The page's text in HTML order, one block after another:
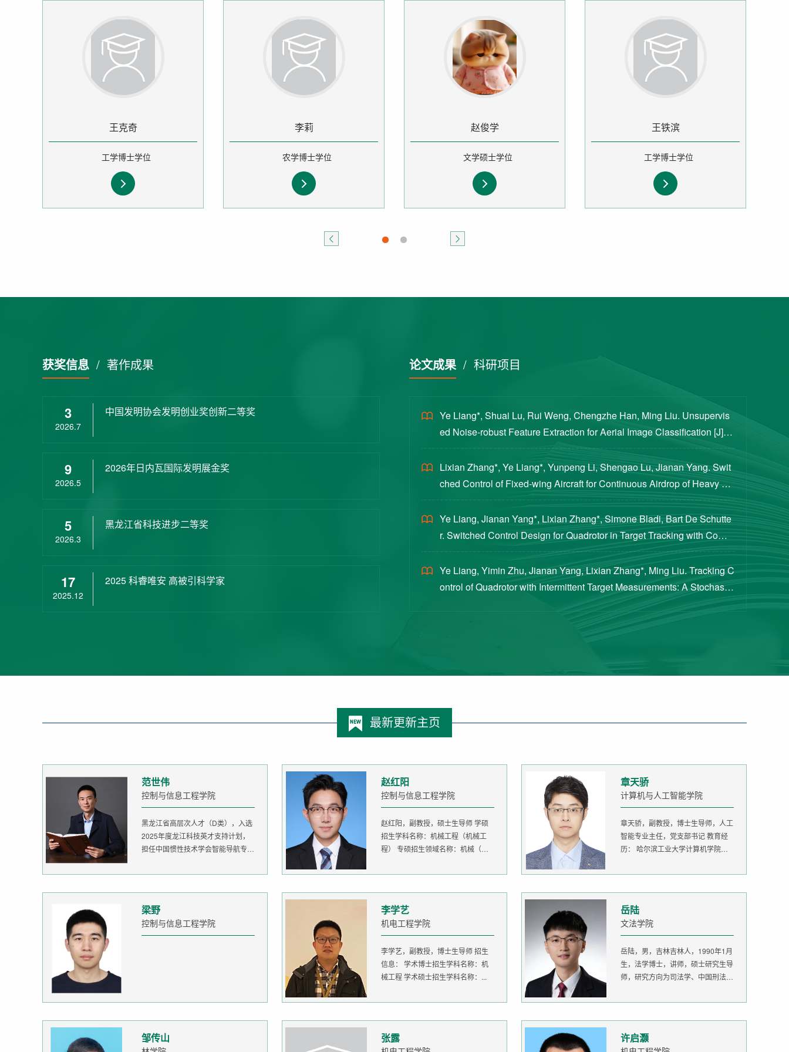
王克奇
工学博士学位
李莉
农学博士学位
赵俊学
文学硕士学位
王铁滨
工学博士学位
获奖信息 / 著作成果
3
2026.7
中国发明协会发明创业奖创新二等奖
9
2026.5
2026年日内瓦国际发明展金奖
5
2026.3
黑龙江省科技进步二等奖
17
2025.12
2025 科睿唯安 高被引科学家
论文成果/ 科研项目
Ye Liang*, Shuai Lu, Rui Weng, Chengzhe Han, Ming Liu. Unsupervis
ed Noise-robust Feature Extraction for Aerial Image Classification [J]. S
cience China Technological Sciences, 2020, 63(8): 1406-1415...
Lixian Zhang*, Ye Liang*, Yunpeng Li, Shengao Lu, Jianan Yang. Swit
ched Control of Fixed-wing Aircraft for Continuous Airdrop of Heavy Pa
yloads [J]. Journal of Guidance, Control, and Dynamics, 2023...
Ye Liang, Jianan Yang*, Lixian Zhang*, Simone Bladi, Bart De Schutte
r. Switched Control Design for Quadrotor in Target Tracking with Compl
ex Intermittent Measurements [J]. Journal of Guidance, Cont...
Ye Liang, Yimin Zhu, Jianan Yang, Lixian Zhang*, Ming Liu. Tracking C
ontrol of Quadrotor with Intermittent Target Measurements: A Stochastic
最新更新主页
范世伟
控制与信息工程学院
黑龙江省高层次人才（D类），入选
2025年度龙江科技英才支持计划，
担任中国惯性技术学会智能导航专委
赵红阳
控制与信息工程学院
赵红阳，副教授，硕士生导师 学硕
招生学科名称：机械工程（机械工
程） 专硕招生领域名称：机械（机
章天骄
计算机与人工智能学院
章天骄，副教授，博士生导师，人工
智能专业主任，党支部书记 教育经
历： 哈尔滨工业大学计算机学院
梁野
控制与信息工程学院
李学艺
机电工程学院
李学艺，副教授，博士生导师 招生
信息： 学术博士招生学科名称：机
械工程 学术硕士招生学科名称：...
岳陆
文法学院
岳陆，男，吉林吉林人，1990年1月
生，法学博士，讲师，硕士研究生导
师，研究方向为司法学、中国刑法
邹传山 张露 许启灏